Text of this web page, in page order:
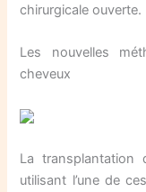
chirurgicale ouverte.
Les nouvelles
cheveux
La transplantation
utilisant l’une de